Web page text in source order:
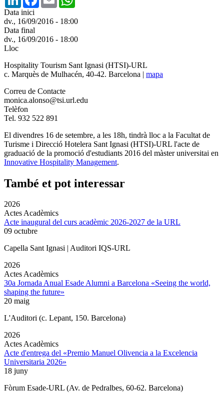
Data inici
dv., 16/09/2016 - 18:00
Data final
dv., 16/09/2016 - 18:00
Lloc
Hospitality Tourism Sant Ignasi (HTSI)-URL
c. Marquès de Mulhacén, 40-42. Barcelona | mapa
Correu de Contacte
monica.alonso@tsi.url.edu
Telèfon
Tel. 932 522 891
El divendres 16 de setembre, a les 18h, tindrà lloc a la Facultat de
Turisme i Direcció Hotelera Sant Ignasi (HTSI)-URL l'acte de
graduació de la promoció d'estudiants 2016 del màster universitai en
Innovative Hospitality Management.
També et pot interessar
2026
Actes Acadèmics
Acte inaugural del curs acadèmic 2026-2027 de la URL
09 octubre
Capella Sant Ignasi | Auditori IQS-URL
2026
Actes Acadèmics
30a Jornada Anual Esade Alumni a Barcelona «Seeing the world,
shaping the future»
20 maig
L'Auditori (c. Lepant, 150. Barcelona)
2026
Actes Acadèmics
Acte d'entrega del «Premio Manuel Olivencia a la Excelencia
Universitaria 2026»
18 juny
Fòrum Esade-URL (Av. de Pedralbes, 60-62. Barcelona)